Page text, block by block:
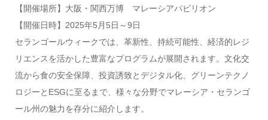
【開催場所】大阪・関西万博 マレーシアパビリオン
【開催日時】2025年5月5日～9日
セランゴールウィークでは、革新性、持続可能性、経済的レジ
リエンスを活かした豊富なプログラムが展開されます。文化交
流から食の安全保障、投資誘致とデジタル化、グリーンテクノ
ロジーとESGに至るまで、様々な分野でマレーシア・セランゴ
ール州の魅力を存分に紹介します。